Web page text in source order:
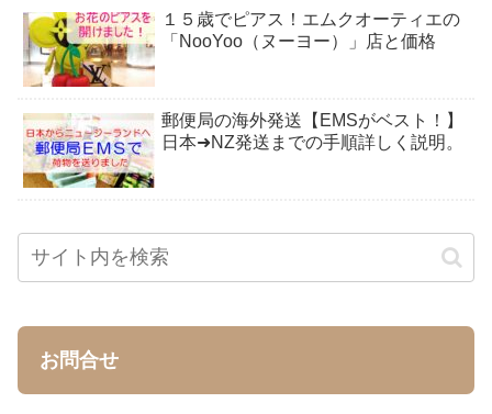
１５歳でピアス！エムクオーティエの
「NooYoo（ヌーヨー）」店と価格
郵便局の海外発送【EMSがベスト！】
日本➜NZ発送までの手順詳しく説明。
お問合せ